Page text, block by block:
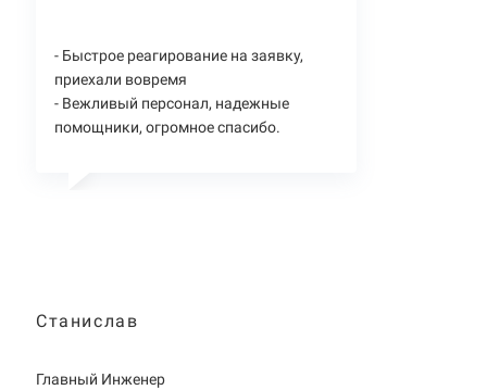
- Быстрое реагирование на заявку,
приехали вовремя
- Вежливый персонал, надежные
помощники, огромное спасибо.
Станислав
Главный Инженер